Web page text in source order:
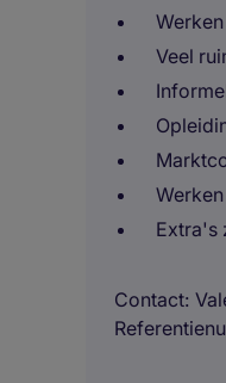
Veel
Extra's
Contact